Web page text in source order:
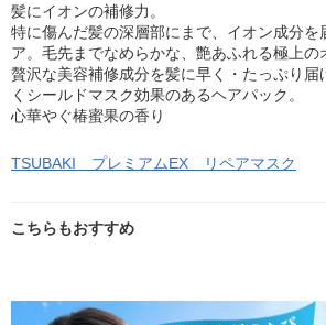
髪にイオンの補修力。
特に傷んだ髪の深層部にまで、イオン成分を
ア。毛先までなめらかな、艶あふれる極上の
贅沢な美容補修成分を髪に早く・たっぷり届
くシールドマスク効果のあるヘアパック。
心華やぐ椿蜜果の香り
TSUBAKI プレミアムEX リペアマスク
こちらもおすすめ